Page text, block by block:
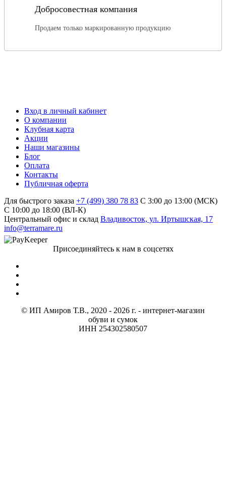
Добросовестная компания
Продаем только маркированную продукцию
Вход в личный кабинет
О компании
Клубная карта
Акции
Наши магазины
Блог
Оплата
Контакты
Публичная оферта
Для быстрого заказа +7 (499) 380 78 83 С 3:00 до 13:00 (МСК)
C 10:00 до 18:00 (ВЛ-К)
Центральный офис и склад Владивосток, ул. Иртышская, 17
info@terramare.ru
Присоединяйтесь к нам в соцсетях
© ИП Амиров Т.В., 2020 - 2026 г. - интернет-магазин
обуви и сумок
ИНН 254302580507